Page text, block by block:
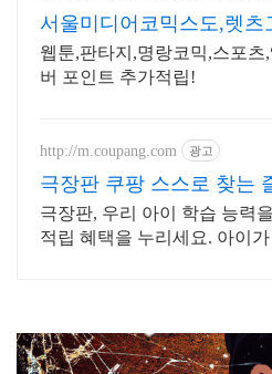
서울미디어코믹스도,렛츠
웹툰,판타지,명랑코믹,스포츠
버 포인트 추가적립!
http://m.coupang.com 광고
극장판 쿠팡 스스로 찾는
극장판, 우리 아이 학습 능력
적립 혜택을 누리세요. 아이